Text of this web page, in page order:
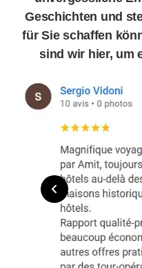
Geschichten und
für Sie schaffen
sind wir hier, um